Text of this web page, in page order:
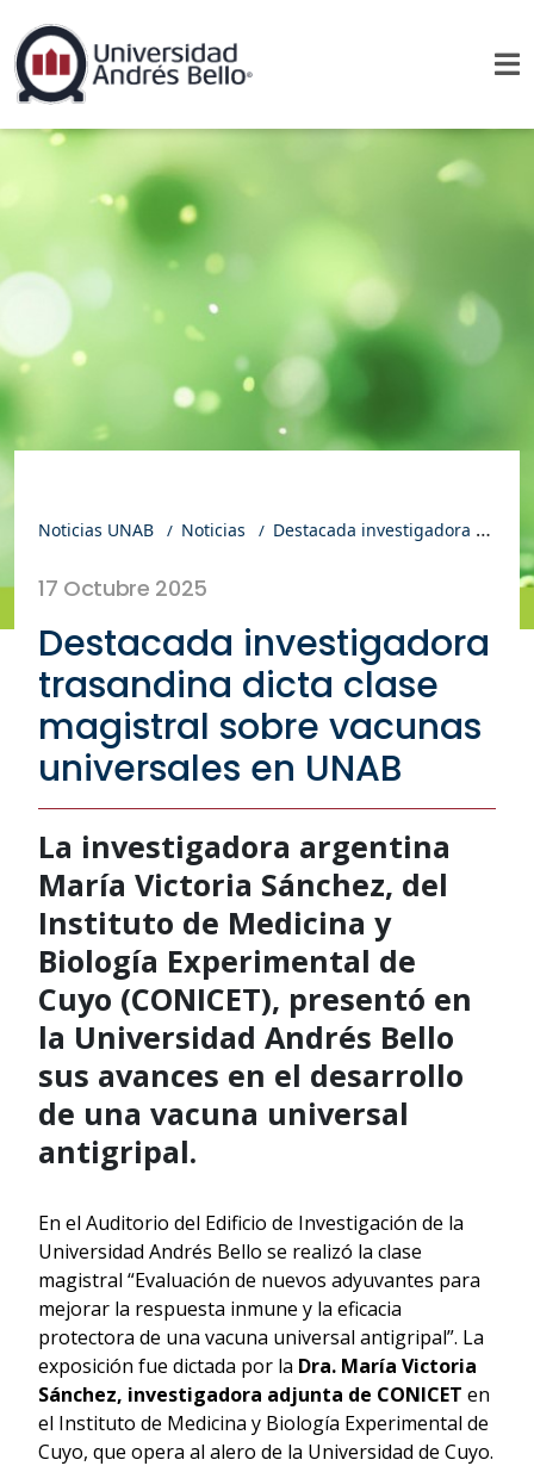
Noticias UNAB Noticias Destacada investigadora trasandina dicta clase magistral sobre vacunas universales en UNAB
17 Octubre 2025
Destacada investigadora
trasandina dicta clase
magistral sobre vacunas
universales en UNAB
La investigadora argentina
María Victoria Sánchez, del
Instituto de Medicina y
Biología Experimental de
Cuyo (CONICET), presentó en
la Universidad Andrés Bello
sus avances en el desarrollo
de una vacuna universal
antigripal.
En el Auditorio del Edificio de Investigación de la
Universidad Andrés Bello se realizó la clase
magistral “Evaluación de nuevos adyuvantes para
mejorar la respuesta inmune y la eficacia
protectora de una vacuna universal antigripal”. La
exposición fue dictada por la Dra. María Victoria
Sánchez, investigadora adjunta de CONICET en
el Instituto de Medicina y Biología Experimental de
Cuyo, que opera al alero de la Universidad de Cuyo.